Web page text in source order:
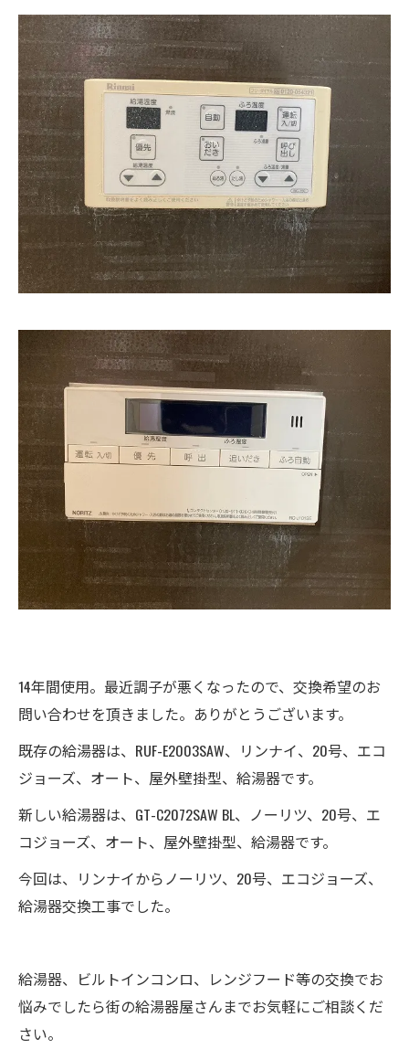
14年間使用。最近調子が悪くなったので、交換希望のお
問い合わせを頂きました。ありがとうございます。
既存の給湯器は、RUF-E2003SAW、リンナイ、20号、エコ
ジョーズ、オート、屋外壁掛型、給湯器です。
新しい給湯器は、GT-C2072SAW BL、ノーリツ、20号、エ
コジョーズ、オート、屋外壁掛型、給湯器です。
今回は、リンナイからノーリツ、20号、エコジョーズ、
給湯器交換工事でした。
給湯器、ビルトインコンロ、レンジフード等の交換でお
悩みでしたら街の給湯器屋さんまでお気軽にご相談くだ
さい。